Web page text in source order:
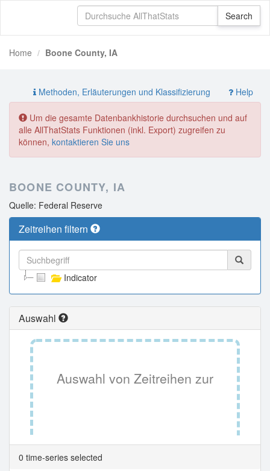
Home Boone County, IA
Methoden, Erläuterungen und Klassifizierung Help
Um die gesamte Datenbankhistorie durchsuchen und auf
alle AllThatStats Funktionen (inkl. Export) zugreifen zu
können, kontaktieren Sie uns
BOONE COUNTY, IA
Quelle: Federal Reserve
Zeitreihen filtern
Indicator
Auswahl
Auswahl von Zeitreihen zur
Tabellenansicht.
0 time-series selected